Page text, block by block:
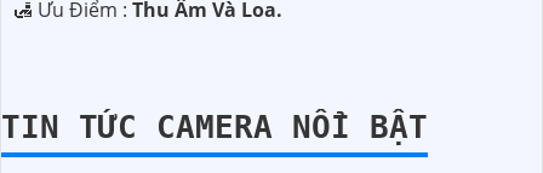
️🛃 Ưu Điểm : Thu Âm Và Loa.
TIN TỨC CAMERA NỔI BẬT